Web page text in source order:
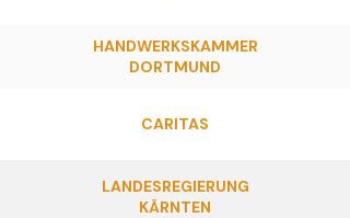
HANDWERKSKAMMER
DORTMUND
CARITAS
LANDESREGIERUNG
KÄRNTEN